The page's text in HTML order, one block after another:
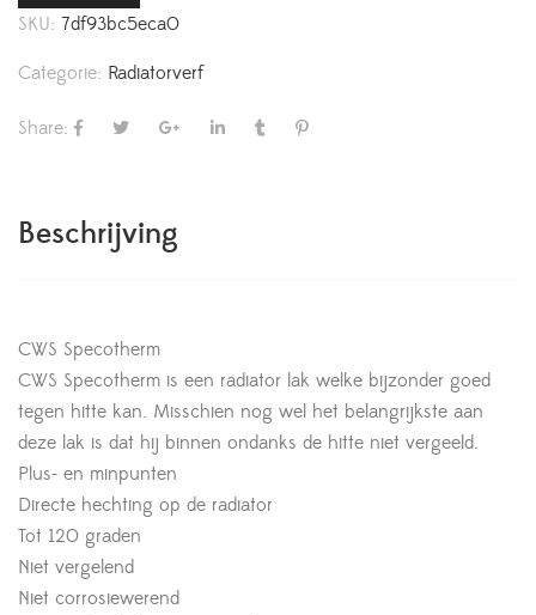
SKU: 7df93bc5eca0
Categorie: Radiatorverf
Share:
Beschrijving
CWS Specotherm
CWS Specotherm is een radiator lak welke bijzonder goed
tegen hitte kan. Misschien nog wel het belangrijkste aan
deze lak is dat hij binnen ondanks de hitte niet vergeeld.
Plus- en minpunten
Directe hechting op de radiator
Tot 120 graden
Niet vergelend
Niet corrosiewerend